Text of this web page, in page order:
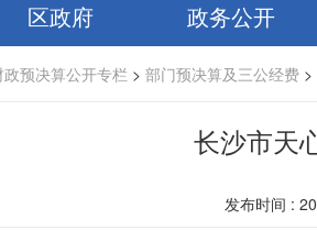
区政府 政务公开
政预决算公开专栏 > 部门预决算及三公经费 >
长沙市天
发布时间 :